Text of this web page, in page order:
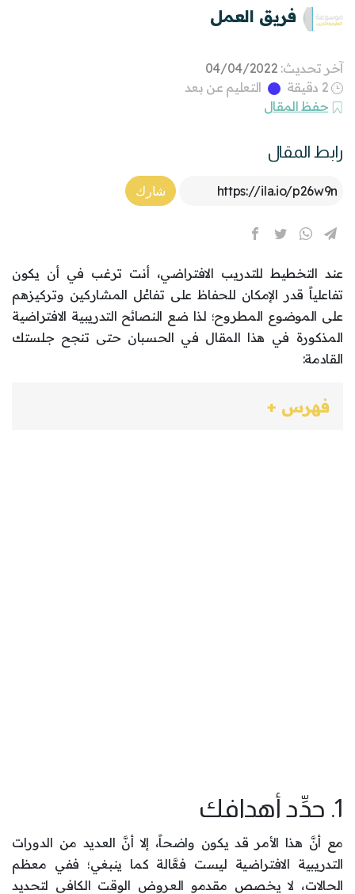
فريق العمل
آخر تحديث: 04/04/2022
2 دقيقة
التعليم عن بعد
حفظ المقال
رابط المقال
Article Link
شارك
عند التخطيط للتدريب الافتراضي، أنت ترغب في أن يكون
تفاعلياً قدر الإمكان للحفاظ على تفاعُل المشاركين وتركيزهم
على الموضوع المطروح؛ لذا ضع النصائح التدريبية الافتراضية
المذكورة في هذا المقال في الحسبان حتى تنجح جلستك
القادمة:
فهرس +
1. حدِّد أهدافك
مع أنَّ هذا الأمر قد يكون واضحاً، إلا أنَّ العديد من الدورات
التدريبية الافتراضية ليست فعَّالة كما ينبغي؛ ففي معظم
الحالات، لا يخصص مقدمو العروض الوقت الكافي لتحديد